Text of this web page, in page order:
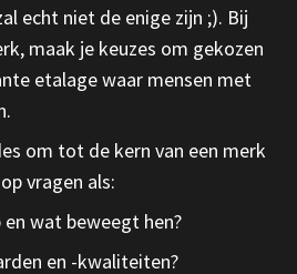
echt niet de enige zijn ;). Bij
maak je keuzes om gekozen
etalage waar mensen met
om tot de kern van een merk
vragen als:
wat beweegt hen?
en -kwaliteiten?